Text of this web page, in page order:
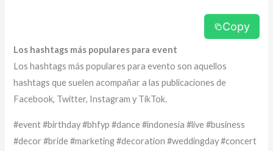
Copy
Los hashtags más populares para event
Los hashtags más populares para evento son aquellos
hashtags que suelen acompañar a las publicaciones de
Facebook, Twitter, Instagram y TikTok.
#event #birthday #bhfyp #dance #indonesia #live #business
#decor #bride #marketing #decoration #weddingday #concert